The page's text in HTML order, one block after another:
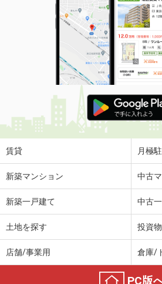
価 格
1,280万円
住 所
岡山県岡山市北
専有面積 70m²
間取り
3LDK
岡山県岡山市北区京町
価 格
330万円
住 所
岡山県岡山市北
専有面積
岡山県倉敷市老松町３
3,199万円
岡山県岡山市北区西長瀬
賃貸 月極
新築マンション 中古
新築一戸建て 中古
土地を探す 投資
店舗/事業用 倉庫/
PC版